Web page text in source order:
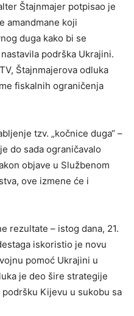
Štajnmajer potpisao je
amandmane koji
duga kako bi se
podrška Ukrajini.
Štajnmajerova odluka
fiskalnih ograničenja
tzv. „kočnice duga“ –
do sada ograničavalo
objave u Službenom
ove izmene će i
rezultate – istog dana, 21.
iskoristio je novu
pomoć Ukrajini u
je deo šire strategije
Kijevu u sukobu sa